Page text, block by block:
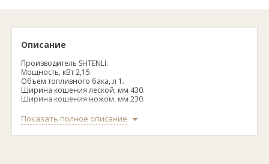
Описание
Производитель SHTENLI.
Мощность, кВт 2,15.
Объем топливного бака, л 1.
Ширина кошения леской, мм 430.
Ширина кошения ножом, мм 230.
Вес, кг 4,8.
Страна производитель Германия.
Гарантия: 2 года.
Показать полное описание